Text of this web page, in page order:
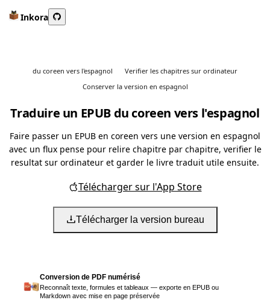
Inkora
du coreen vers l'espagnol
Verifier les chapitres sur ordinateur
Conserver la version en espagnol
Traduire un EPUB du coreen vers l'espagnol
Faire passer un EPUB en coreen vers une version en espagnol
avec un flux pense pour relire chapitre par chapitre, verifier le
resultat sur ordinateur et garder le livre traduit utile ensuite.
Télécharger sur l'App Store
Télécharger la version bureau
Conversion de PDF numérisé
Reconnaît texte, formules et tableaux — exporte en EPUB ou
Markdown avec mise en page préservée